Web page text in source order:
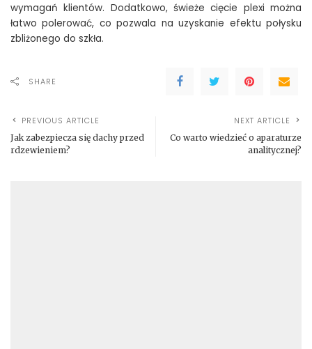
wymagań klientów. Dodatkowo, świeże cięcie plexi można
łatwo polerować, co pozwala na uzyskanie efektu połysku
zbliżonego do szkła.
SHARE
PREVIOUS ARTICLE
Jak zabezpiecza się dachy przed
rdzewieniem?
NEXT ARTICLE
Co warto wiedzieć o aparaturze
analitycznej?